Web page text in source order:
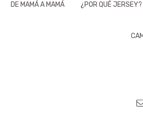
DE MAMÁ A MAMÁ ¿POR QUÉ JERSEY?